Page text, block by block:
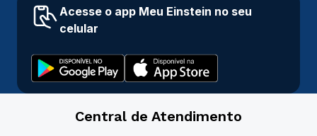
Acesse o app Meu Einstein no seu
celular
Central de Atendimento